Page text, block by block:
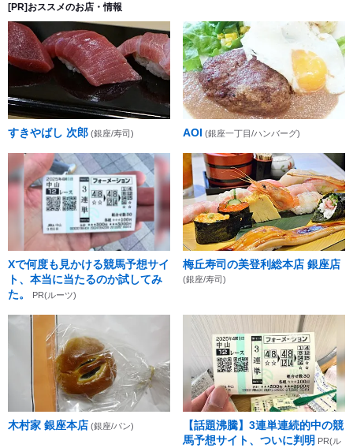
[PR]おススメのお店・情報
すきやばし 次郎 (銀座/寿司) AOI (銀座一丁目/ハンバーグ)
Xで何度も見かける競馬予想サイ
ト、本当に当たるのか試してみ
た。
PR(ルーツ)
梅丘寿司の美登利総本店 銀座店
(銀座/寿司)
木村家 銀座本店 (銀座/パン)
【話題沸騰】3連単連続的中の競
馬予想サイト、ついに判明 PR(ル